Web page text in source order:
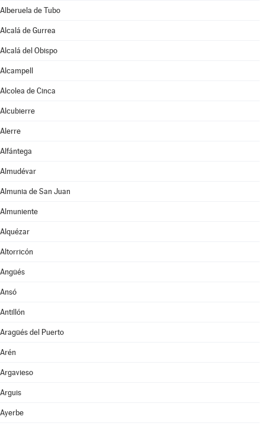
Alberuela de Tubo
Alcalá de Gurrea
Alcalá del Obispo
Alcampell
Alcolea de Cinca
Alcubierre
Alerre
Alfántega
Almudévar
Almunia de San Juan
Almuniente
Alquézar
Altorricón
Angüés
Ansó
Antillón
Aragüés del Puerto
Arén
Argavieso
Arguis
Ayerbe